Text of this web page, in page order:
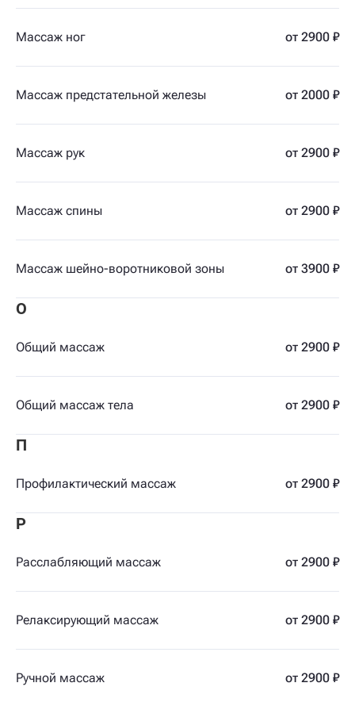
Массаж ног от 2900 ₽
Массаж предстательной железы от 2000 ₽
Массаж рук от 2900 ₽
Массаж спины от 2900 ₽
Массаж шейно-воротниковой зоны от 3900 ₽
О
Общий массаж от 2900 ₽
Общий массаж тела от 2900 ₽
П
Профилактический массаж от 2900 ₽
Р
Расслабляющий массаж от 2900 ₽
Релаксирующий массаж от 2900 ₽
Ручной массаж от 2900 ₽